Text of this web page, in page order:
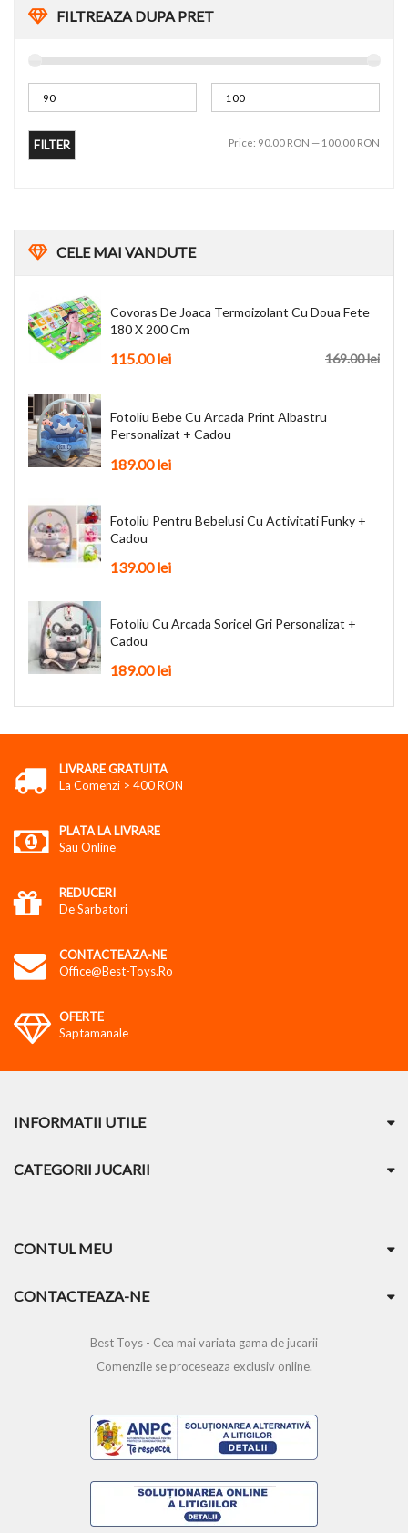
FILTREAZA DUPA PRET
FILTER Price: 90.00 RON — 100.00 RON
CELEMAI VANDUTE
Covoras De Joaca Termoizolant Cu Doua Fete
180 X 200 Cm
169.00 lei
115.00 lei
Fotoliu Bebe Cu Arcada Print Albastru
Personalizat + Cadou
189.00 lei
Fotoliu Pentru Bebelusi Cu Activitati Funky +
Cadou
139.00 lei
Fotoliu Cu Arcada Soricel Gri Personalizat +
Cadou
189.00 lei
LIVRARE GRATUITA
La Comenzi > 400 RON
PLATA LA LIVRARE
Sau Online
REDUCERI
De Sarbatori
CONTACTEAZA-NE
Office@best-Toys.ro
OFERTE
Saptamanale
INFORMATII UTILE
CATEGORII JUCARII
CONTUL MEU
CONTACTEAZA-NE
Best Toys - Cea mai variata gama de jucarii
Comenzile se proceseaza exclusiv online.